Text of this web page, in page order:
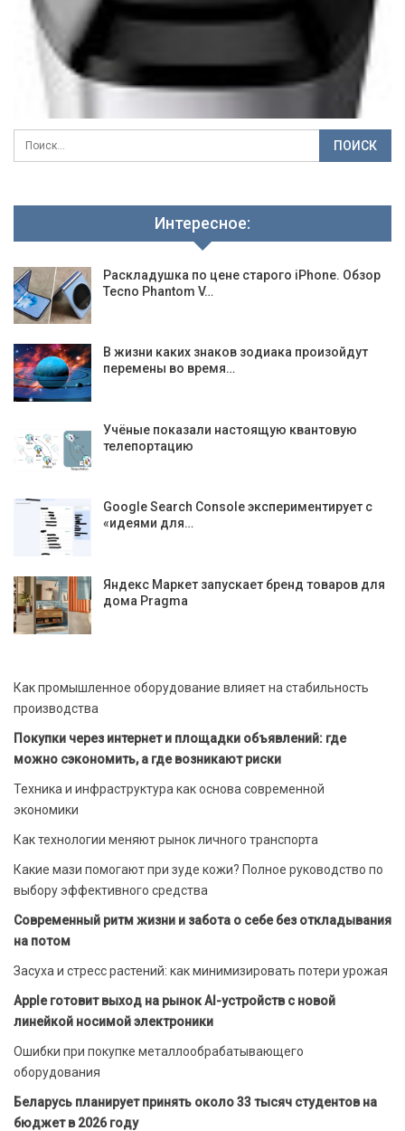
Интересное:
Раскладушка по цене старого iPhone. Обзор
Tecno Phantom V…
В жизни каких знаков зодиака произойдут
перемены во время…
Учёные показали настоящую квантовую
телепортацию
Google Search Console экспериментирует с
«идеями для…
Яндекс Маркет запускает бренд товаров для
дома Pragma
Как промышленное оборудование влияет на стабильность
производства
Покупки через интернет и площадки объявлений: где
можно сэкономить, а где возникают риски
Техника и инфраструктура как основа современной
экономики
Как технологии меняют рынок личного транспорта
Какие мази помогают при зуде кожи? Полное руководство по
выбору эффективного средства
Современный ритм жизни и забота о себе без откладывания
на потом
Засуха и стресс растений: как минимизировать потери урожая
Apple готовит выход на рынок AI-устройств с новой
линейкой носимой электроники
Ошибки при покупке металлообрабатывающего
оборудования
Беларусь планирует принять около 33 тысяч студентов на
бюджет в 2026 году